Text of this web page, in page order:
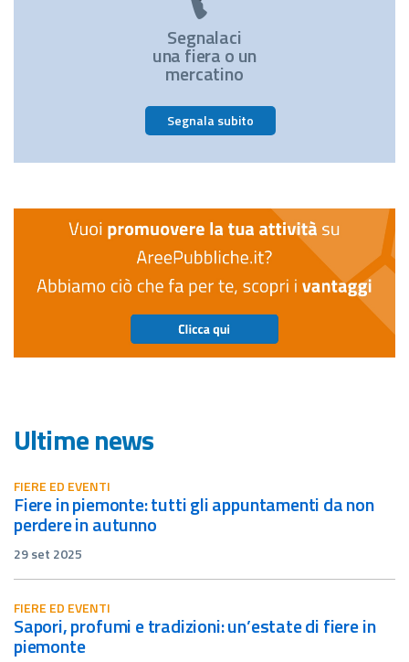
Segnalaci
una fiera o un
mercatino
Segnala subito
Ultime news
FIERE ED EVENTI
fiere in piemonte: tutti gli appuntamenti da non
perdere in autunno
29 set 2025
FIERE ED EVENTI
sapori, profumi e tradizioni: un’estate di fiere in
piemonte